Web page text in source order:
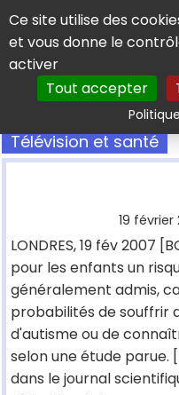
Panneau de gestion des
Ce site utilise des
et vous donne le
activer
Tout accepter
Télévision et santé
19 février
LONDRES, 19 fév 2007
pour les enfants un
généralement admis,
probabilités de souffrir
d'autisme ou de
selon une étude parue.
dans le journal